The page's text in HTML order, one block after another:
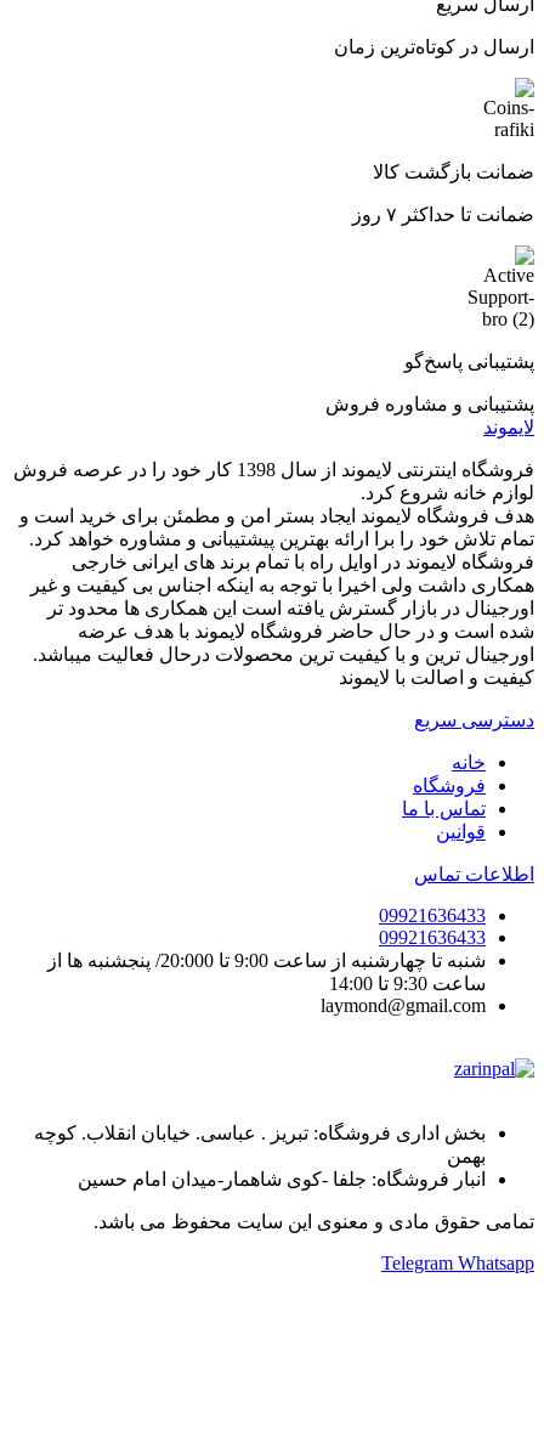
ارسال سریع
ارسال در کوتاه‌ترین زمان
ضمانت بازگشت کالا
ضمانت تا حداکثر ۷ روز
پشتیبانی پاسخ‌گو
پشتیبانی و مشاوره فروش
لایموند
فروشگاه اینترنتی لایموند از سال 1398 کار خود را در عرصه فروش
لوازم خانه شروع کرد.
هدف فروشگاه لایموند ایجاد بستر امن و مطمئن برای خرید است و
تمام تلاش خود را برا ارائه بهترین پیشتیبانی و مشاوره خواهد کرد.
فروشگاه لایموند در اوایل راه با تمام برند های ایرانی خارجی
همکاری داشت ولی اخیرا با توجه به اینکه اجناس بی کیفیت و غیر
اورجینال در بازار گسترش یافته است این همکاری ها محدود تر
شده است و در حال حاضر فروشگاه لایموند با هدف عرضه
اورجینال ترین و با کیفیت ترین محصولات درحال فعالیت میباشد.
کیفیت و اصالت با لایموند
دسترسی سریع
خانه
فروشگاه
تماس با ما
قوانین
اطلاعات تماس
09921636433
09921636433
شنبه تا چهارشنبه از ساعت 9:00 تا 20:000/ پنجشنبه ها از
ساعت 9:30 تا 14:00
laymond@gmail.com
بخش اداری فروشگاه: تبریز . عباسی. خیابان انقلاب. کوچه
بهمن
انبار فروشگاه: جلفا -کوی شاهمار-میدان امام حسین
تمامی حقوق مادی و معنوی این سایت محفوظ می باشد.
Telegram Whatsapp